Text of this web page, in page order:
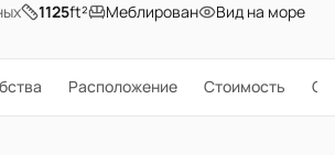
1125ft² Меблирован Вид на море
Расположение Стоимость О